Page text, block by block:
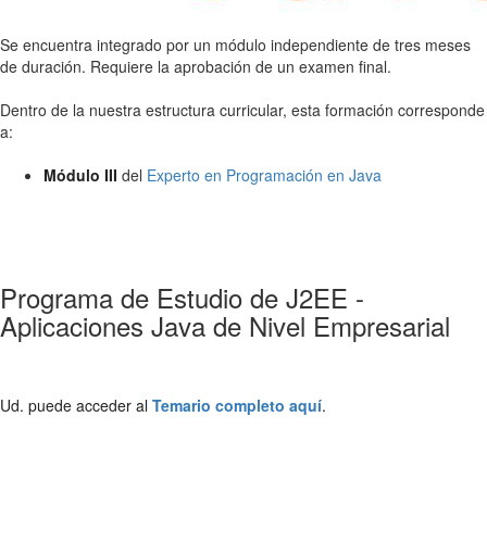
Se encuentra integrado por un módulo independiente de tres meses
de duración. Requiere la aprobación de un examen final.
Dentro de la nuestra estructura curricular, esta formación corresponde
a:
Módulo III del Experto en Programación en Java
Programa de Estudio de J2EE -
Aplicaciones Java de Nivel Empresarial
Ud. puede acceder al Temario completo aquí.